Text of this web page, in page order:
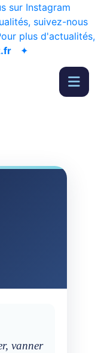
sur Instagram
suivez-nous
plus d'actualités,
✦
vanner